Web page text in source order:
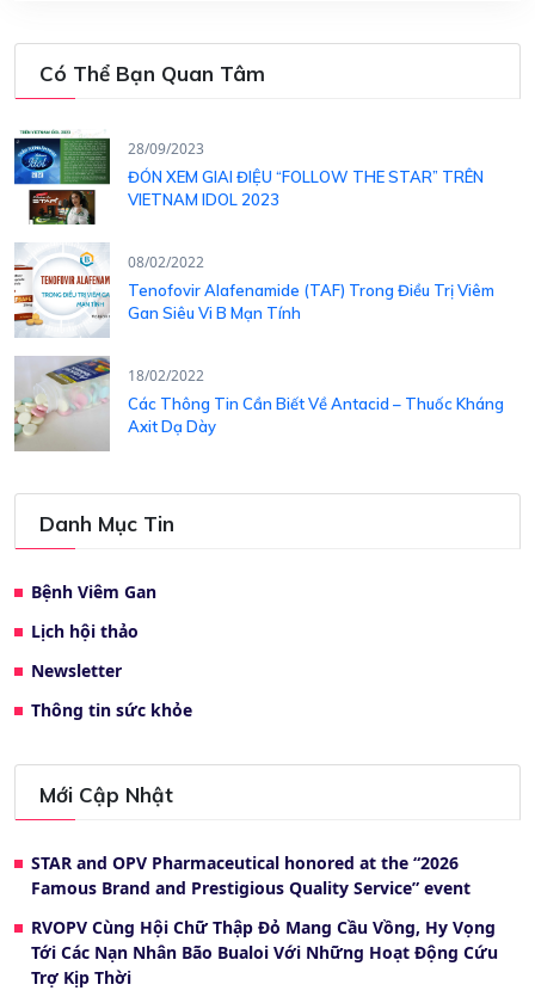
Có Thể Bạn Quan Tâm
28/09/2023
ĐÓN XEM GIAI ĐIỆU “FOLLOW THE STAR” TRÊN
VIETNAM IDOL 2023
08/02/2022
Tenofovir Alafenamide (TAF) Trong Điều Trị Viêm
Gan Siêu Vi B Mạn Tính
18/02/2022
Các Thông Tin Cần Biết Về Antacid – Thuốc Kháng
Axit Dạ Dày
Danh Mục Tin
Bệnh Viêm Gan
Lịch hội thảo
Newsletter
Thông tin sức khỏe
Mới Cập Nhật
STAR and OPV Pharmaceutical honored at the “2026
Famous Brand and Prestigious Quality Service” event
RVOPV Cùng Hội Chữ Thập Đỏ Mang Cầu Vồng, Hy Vọng
Tới Các Nạn Nhân Bão Bualoi Với Những Hoạt Động Cứu
Trợ Kịp Thời